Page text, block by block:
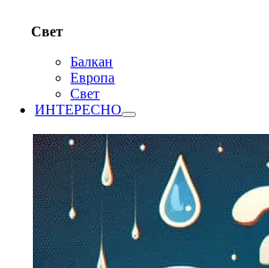
Свет
Балкан
Европа
Свет
ИНТЕРЕСНО